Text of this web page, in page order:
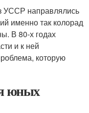
УССР направлялись
именно так колорад
В 80-х годах
и к ней
которую
юных